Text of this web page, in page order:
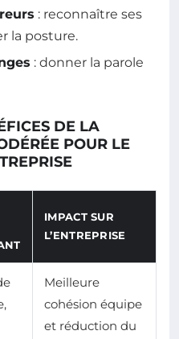
: reconnaître ses
la posture.
: donner la parole
DE LA
POUR LE
IMPACT SUR
L’ENTREPRISE
Meilleure
cohésion équipe
et réduction du